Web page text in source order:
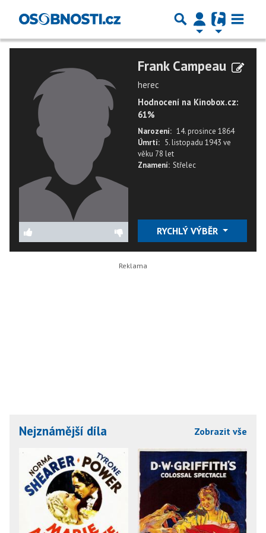
Frank Campeau
herec
Hodnocení na Kinobox.cz:
61%
Narození: 14. prosince 1864
Úmrtí: 5. listopadu 1943 ve
věku 78 let
Znamení: Střelec
RYCHLÝ VÝBĚR
Nejznámější díla Zobrazit vše